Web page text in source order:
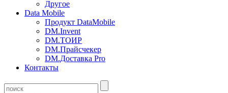
Другое
Data Mobile
Продукт DataMobile
DM.Invent
DM.ТОИР
DM.Прайсчекер
DM.Доставка Pro
Контакты